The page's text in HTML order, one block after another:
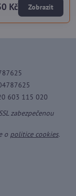
Kč Zobrazit
603 115 020
zabezpečenou
o politice cookies.